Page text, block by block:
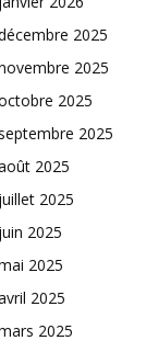
2025
2025
2025
2025
2025
2025
2025
2025
2025
2025